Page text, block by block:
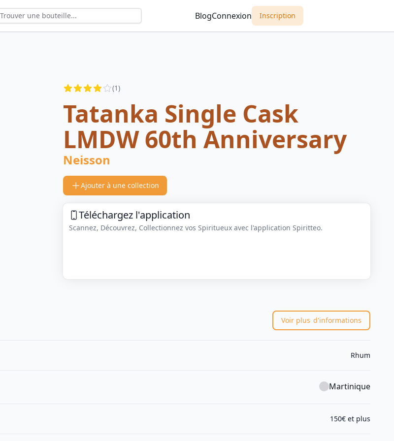
BlogConnexion Inscription
Reviews (1)
Tatanka Single Cask
LMDW 60th Anniversary
Neisson
Ajouter à une collection
Téléchargez l'application
Scannez, Découvrez, Collectionnez vos Spiritueux avec l'application Spiritteo.
Voir plus d'informations
Rhum
Martinique
150€ et plus